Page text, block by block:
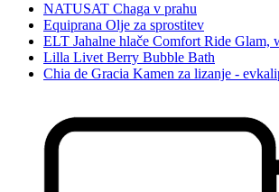
NATUSAT Chaga v prahu
Equiprana Olje za sprostitev
ELT Jahalne hlače Comfort Ride Glam,
Lilla Livet Berry Bubble Bath
Chia de Gracia Kamen za lizanje -